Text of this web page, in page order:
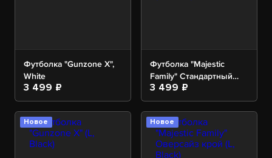
Футболка "Gunzone X",
White
3 499 ₽
Футболка "Majestic
Family" Стандартный
крой, Black
3 499 ₽
Новое Новое